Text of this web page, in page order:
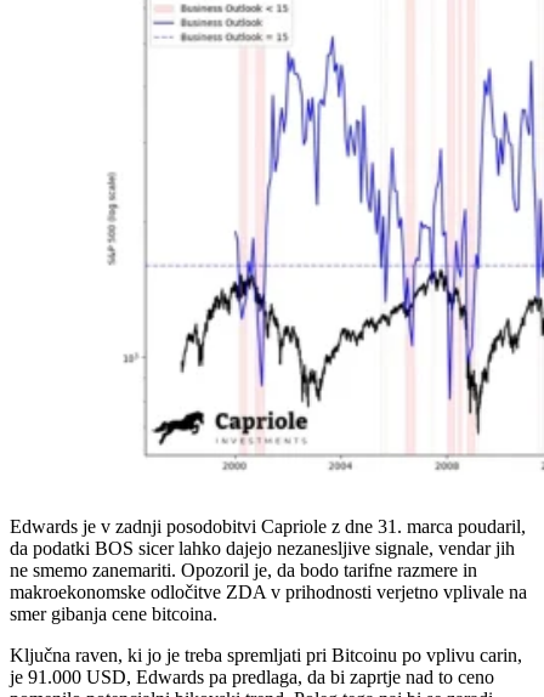
Edwards je v zadnji posodobitvi Capriole z dne 31. marca poudaril,
da podatki BOS sicer lahko dajejo nezanesljive signale, vendar jih
ne smemo zanemariti. Opozoril je, da bodo tarifne razmere in
makroekonomske odločitve ZDA v prihodnosti verjetno vplivale na
smer gibanja cene bitcoina.
Ključna raven, ki jo je treba spremljati pri Bitcoinu po vplivu carin,
je 91.000 USD, Edwards pa predlaga, da bi zaprtje nad to ceno